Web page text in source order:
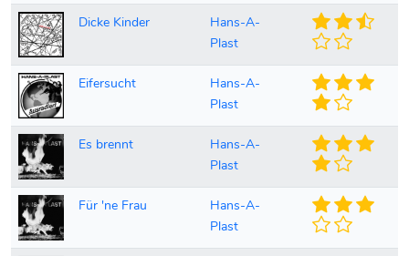
Dicke Kinder
Hans-A-
Plast
Eifersucht
Hans-A-
Plast
Es brennt
Hans-A-
Plast
Für 'ne Frau
Hans-A-
Plast